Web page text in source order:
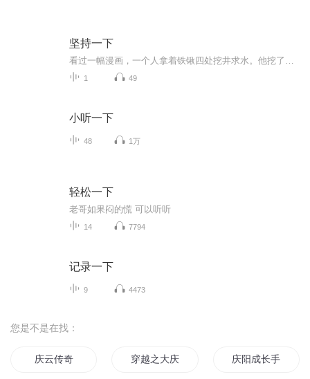
坚持一下
1 49
小听一下
48 1万
轻松一下
老哥如果闷的慌 可以听听
14 7794
记录一下
9 4473
您是不是在找：
庆云传奇 穿越之大庆帝国 庆阳成长手札